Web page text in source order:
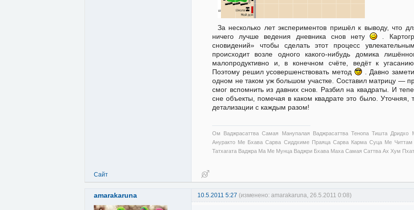
За несколько лет экспериментов пришёл к выводу, что
ничего лучше ведения дневника снов нету
.
сновидений» чтобы сделать этот процесс
происходит возле одного какого-нибудь домика
малопродуктивно и, в конечном счёте, ведёт к угасанию
Поэтому решил усовершенствовать метод
. Давно
одном не таком уж большом участке. Составил матрицу —
смог вспомнить из давних снов. Разбил на квадраты. И
сне объекты, помечая в каком квадрате это было.
детализации с каждым разом!
Ом Ваджрасаттва Самая Манупалая Ваджрасаттва Тенопа Тишта
Ануракто Ме Бхава Сарва Сиддхиме Праяца Сарва Карма Суца Ме
Татхагата Ваджра Ма Ме Мунца Ваджри Бхава Маха Самая Саттва Ах Хум Пхат
Сайт
amarakaruna 10.5.2011 5:27 (изменено: amarakaruna, 26.5.2011 0:08)